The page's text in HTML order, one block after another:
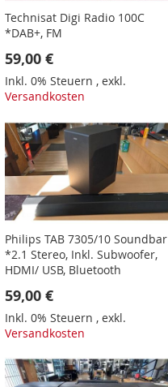
Technisat Digi Radio 100C
*DAB+, FM
59,00 €
Inkl. 0% Steuern , exkl.
Versandkosten
Philips TAB 7305/10 Soundbar
*2.1 Stereo, Inkl. Subwoofer,
HDMI/ USB, Bluetooth
59,00 €
Inkl. 0% Steuern , exkl.
Versandkosten